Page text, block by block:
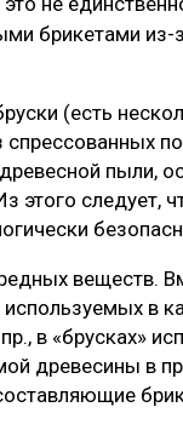
брикетами из-
(есть
спрессованных
пыли,
этого следует,
веществ.
в
в «брусках»
древесины в